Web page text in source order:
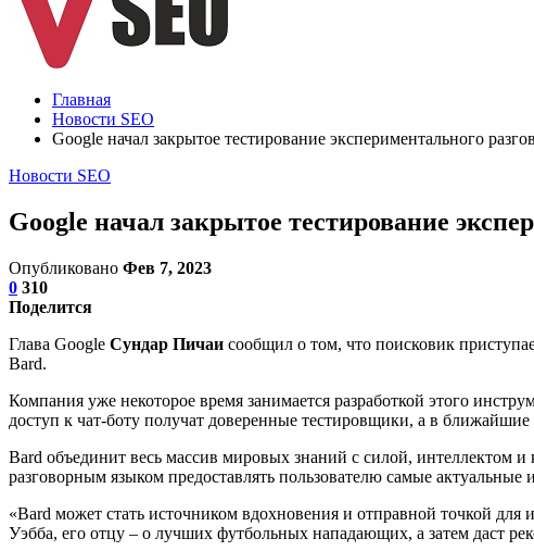
Главная
Новости SEO
Google начал закрытое тестирование экспериментального
Новости SEO
Google начал закрытое тестирование
Опубликовано Фев 7, 2023
0 310
Поделится
Глава Google Сундар Пичаи сообщил о том, что поисковик
Bard.
Компания уже некоторое время занимается разработкой этого
доступ к чат-боту получат доверенные тестировщики, а в
Bard объединит весь массив мировых знаний с силой,
разговорным языком предоставлять пользователю самые
«Bard может стать источником вдохновения и отправной точкой
Уэбба, его отцу – о лучших футбольных нападающих, а затем даст